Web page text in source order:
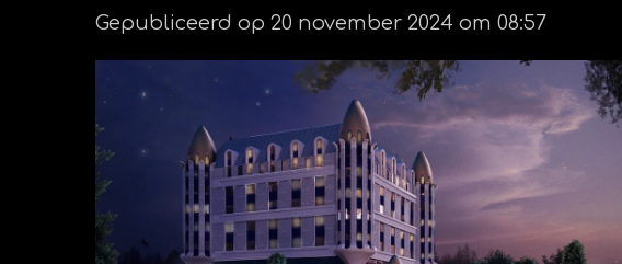
Gepubliceerd op 20 november 2024 om 08:57